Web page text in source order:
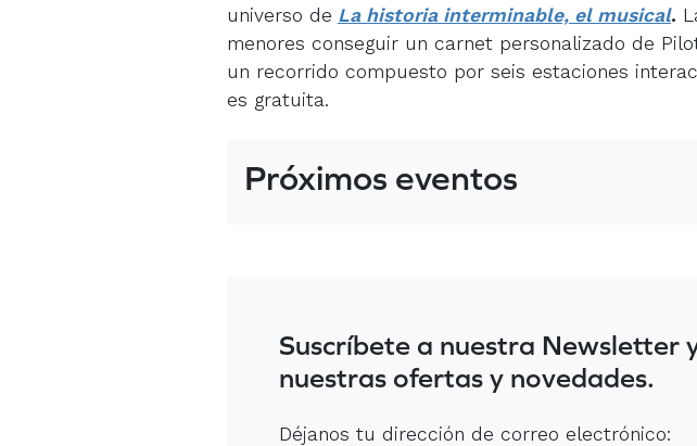
universo de La historia interminable, el musical.
menores conseguir un carnet personalizado de
un recorrido compuesto por seis estaciones
es gratuita.
Próximos eventos
Suscríbete a nuestra Newsletter
nuestras ofertas y novedades.
Déjanos tu dirección de correo electrónico: